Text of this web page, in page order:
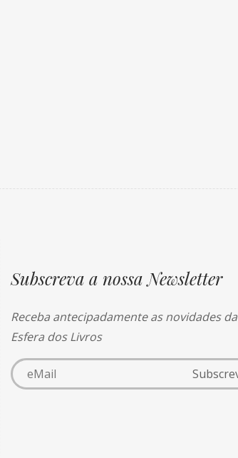
Subscreva a nossa Newsletter
Receba antecipadamente as novidades da
Esfera dos Livros